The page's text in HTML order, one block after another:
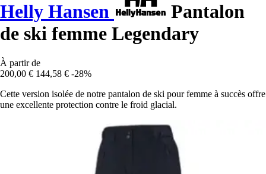
Helly Hansen
Pantalon
de ski femme Legendary
À partir de
200,00 € 144,58 € -28%
Cette version isolée de notre pantalon de ski pour femme à succès offre
une excellente protection contre le froid glacial.